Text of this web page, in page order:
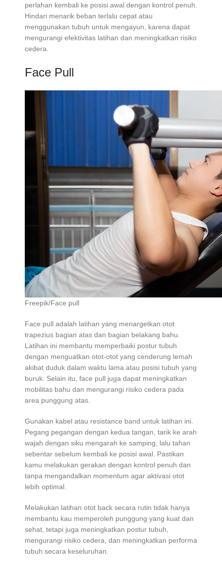
perlahan kembali ke posisi awal dengan kontrol penuh.
Hindari menarik beban terlalu cepat atau
menggunakan tubuh untuk mengayun, karena dapat
mengurangi efektivitas latihan dan meningkatkan risiko
cedera.
Face Pull
Freepik/Face pull
Face pull adalah latihan yang menargetkan otot
trapezius bagian atas dan bagian belakang bahu.
Latihan ini membantu memperbaiki postur tubuh
dengan menguatkan otot-otot yang cenderung lemah
akibat duduk dalam waktu lama atau posisi tubuh yang
buruk. Selain itu, face pull juga dapat meningkatkan
mobilitas bahu dan mengurangi risiko cedera pada
area punggung atas.
Gunakan kabel atau resistance band untuk latihan ini.
Pegang pegangan dengan kedua tangan, tarik ke arah
wajah dengan siku mengarah ke samping, lalu tahan
sebentar sebelum kembali ke posisi awal. Pastikan
kamu melakukan gerakan dengan kontrol penuh dan
tanpa mengandalkan momentum agar aktivasi otot
lebih optimal.
Melakukan latihan otot back secara rutin tidak hanya
membantu kau memperoleh punggung yang kuat dan
sehat, tetapi juga meningkatkan postur tubuh,
mengurangi risiko cedera, dan meningkatkan performa
tubuh secara keseluruhan.